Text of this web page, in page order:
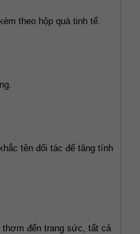
theo hộp quà tinh tế.
tên đối tác để tăng tính
thơm đến trang sức, tất cả